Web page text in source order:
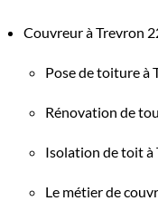
Couvreur à Trevron
Pose de toiture à
Rénovation de
Isolation de toit à
Le métier de